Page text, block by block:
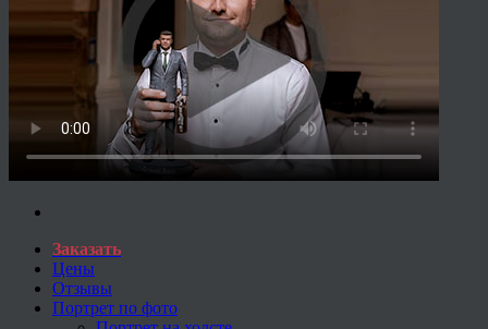
Заказать
Цены
Отзывы
Портрет по фото